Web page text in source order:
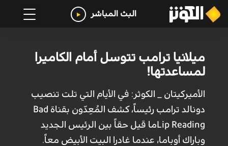
البث المباشر
ميلانيا ترامب تتوسل أمام الكاميرا
لمساعدتها!
الأميركيتان _ الكوثر: في الأيام التي تلت تنصيب
دونالد ترامب رئيساً، كشف المُعِدّون بقناة Bad
Lip Readingما قيل حقاً بين الرئيس الجديد
وباراك أوباما، عندما غادرا البيت الأبيض معاً.